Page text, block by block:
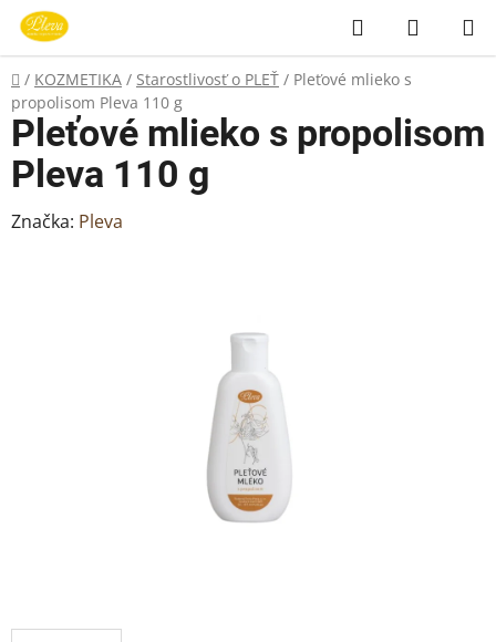
Prejsť
obsah
Hľadať
KOŠÍK
Domov
/ KOZMETIKA / Starostlivosť o PLEŤ / Pleťové mlieko s
propolisom Pleva 110 g
Pleťové mlieko s propolisom
Pleva 110 g
Značka: Pleva